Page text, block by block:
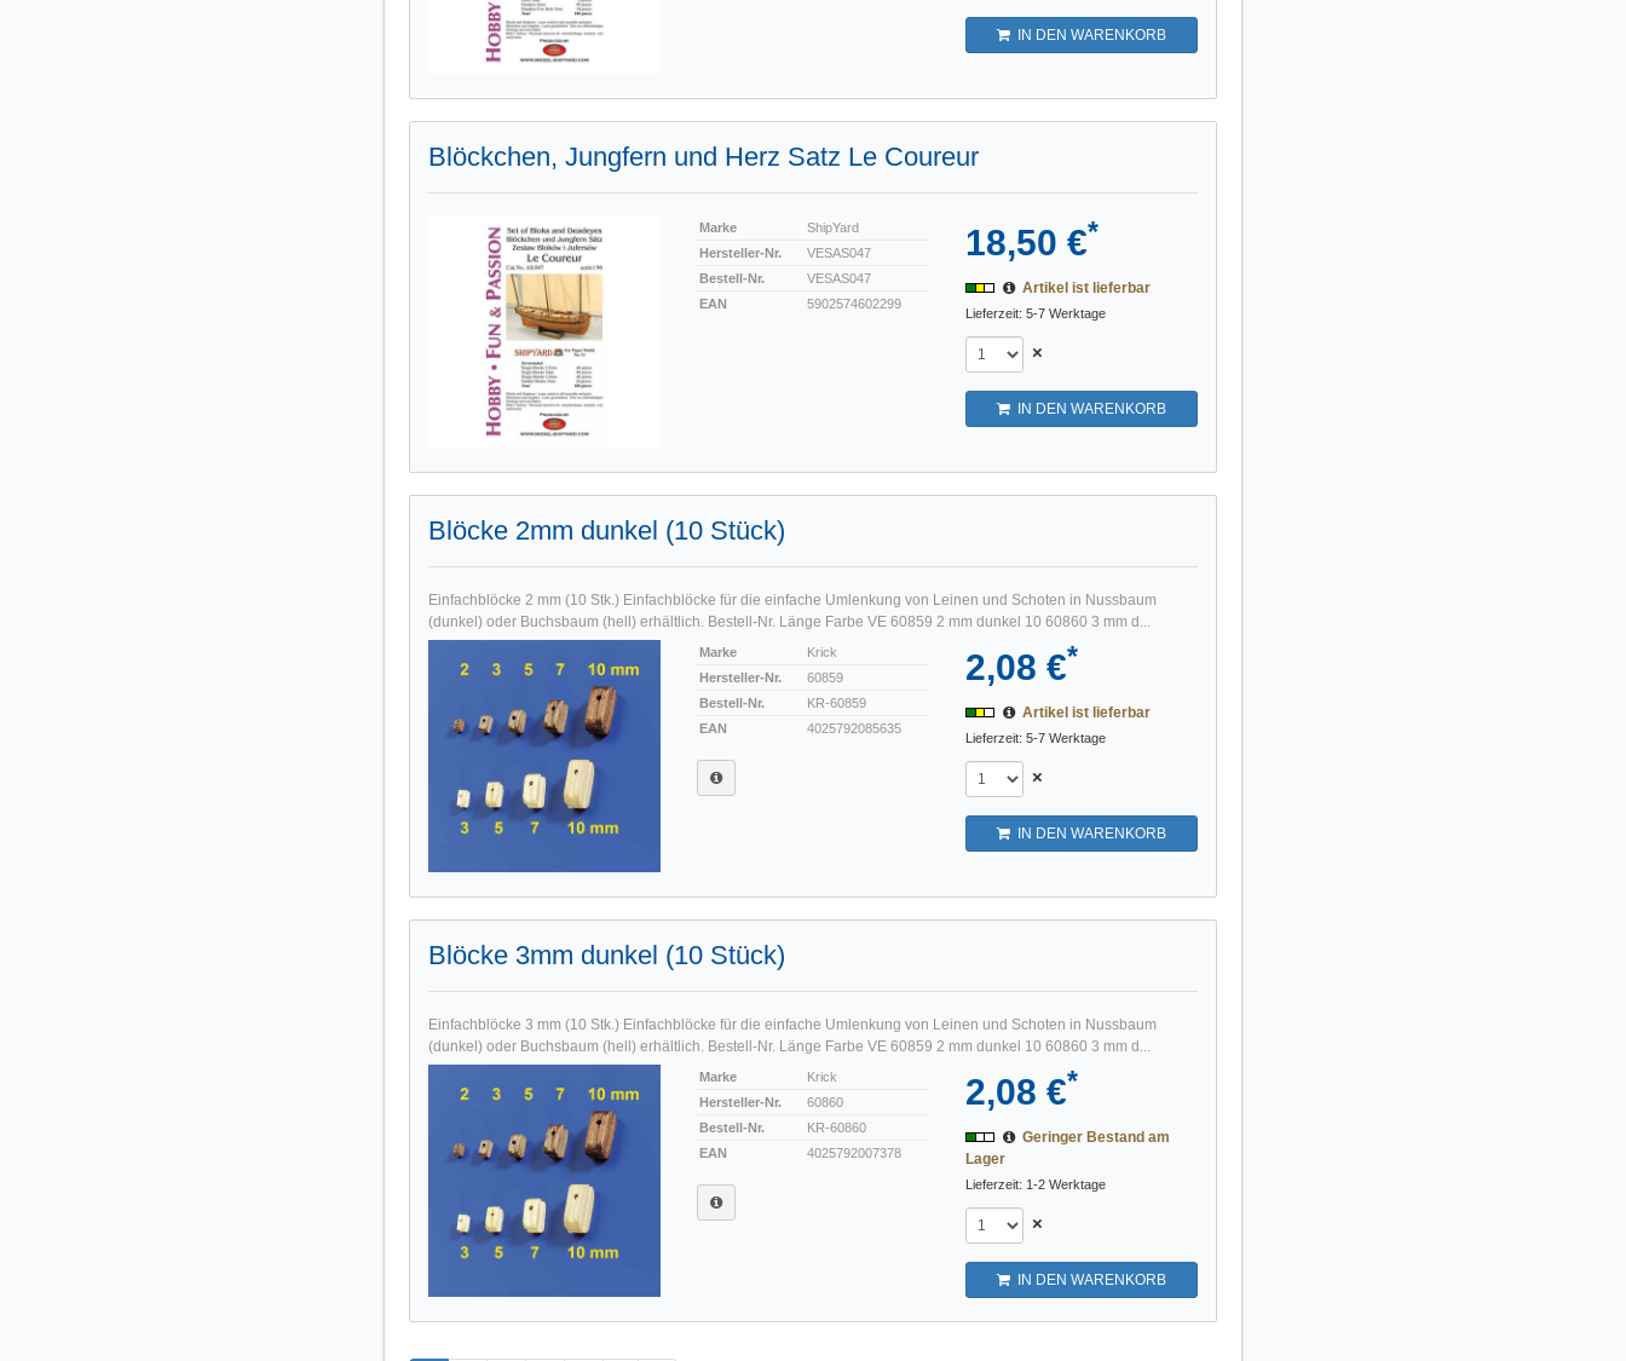
IN DEN WARENKORB
Blöckchen, Jungfern und Herz Satz Le Coureur
Marke
ShipYard
Hersteller-Nr.
VESAS047
Bestell-Nr.
VESAS047
EAN
5902574602299
18,50 €*
Artikel ist lieferbar
Lieferzeit: 5-7 Werktage
×
IN DEN WARENKORB
Blöcke 2mm dunkel (10 Stück)
Einfachblöcke 2 mm (10 Stk.) Einfachblöcke für die einfache Umlenkung von Leinen und Schoten in Nussbaum
(dunkel) oder Buchsbaum (hell) erhältlich. Bestell-Nr. Länge Farbe VE 60859 2 mm dunkel 10 60860 3 mm d...
Marke
Krick
Hersteller-Nr.
60859
Bestell-Nr.
KR-60859
EAN
4025792085635
2,08 €*
Artikel ist lieferbar
Lieferzeit: 5-7 Werktage
×
IN DEN WARENKORB
Blöcke 3mm dunkel (10 Stück)
Einfachblöcke 3 mm (10 Stk.) Einfachblöcke für die einfache Umlenkung von Leinen und Schoten in Nussbaum
(dunkel) oder Buchsbaum (hell) erhältlich. Bestell-Nr. Länge Farbe VE 60859 2 mm dunkel 10 60860 3 mm d...
Marke
Krick
Hersteller-Nr.
60860
Bestell-Nr.
KR-60860
EAN
4025792007378
2,08 €*
Geringer Bestand am
Lager
Lieferzeit: 1-2 Werktage
×
IN DEN WARENKORB